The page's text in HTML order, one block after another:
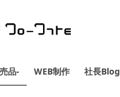
品- WEB制作 社長Blog